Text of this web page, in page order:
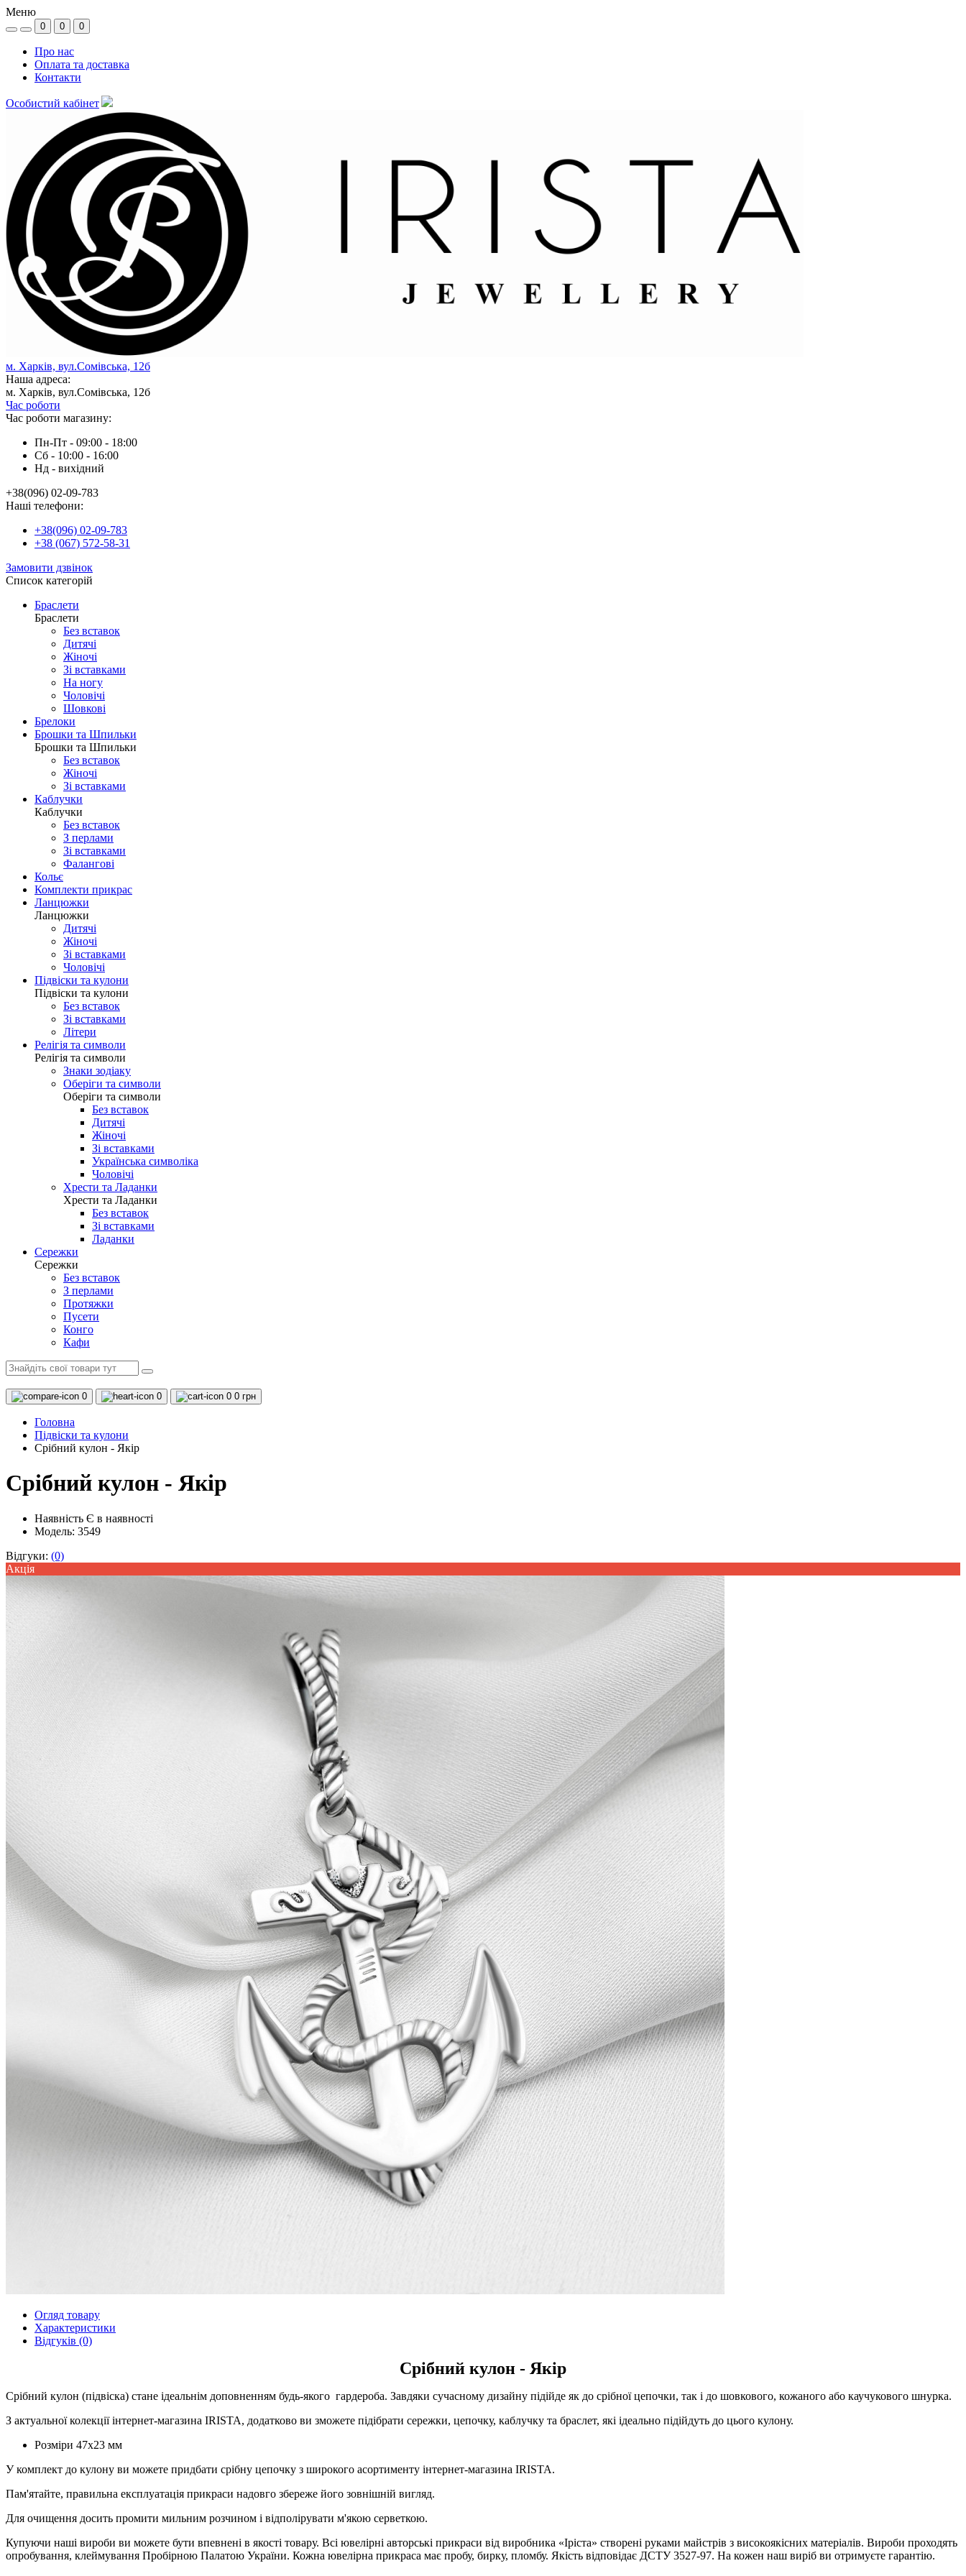
Меню
0 0 0
Про нас
Оплата та доставка
Контакти
Особистий кабінет
м. Харків, вул.Сомівська, 12б
Наша адреса:
м. Харків, вул.Сомівська, 12б
Час роботи
Час роботи магазину:
Пн-Пт - 09:00 - 18:00
Сб - 10:00 - 16:00
Нд - вихiдний
+38(096) 02-09-783
Наші телефони:
+38(096) 02-09-783
+38 (067) 572-58-31
Замовити дзвінок
Список категорій
Браслети
Браслети
Без вставок
Дитячі
Жіночі
Зі вставками
На ногу
Чоловічі
Шовковi
Брелоки
Брошки та Шпильки
Брошки та Шпильки
Без вставок
Жіночі
Зі вставками
Каблучки
Каблучки
Без вставок
З перлами
Зі вставками
Фаланговi
Кольє
Комплекти прикрас
Ланцюжки
Ланцюжки
Дитячі
Жіночі
Зі вставками
Чоловічі
Підвіски та кулони
Підвіски та кулони
Без вставок
Зі вставками
Літери
Релігія та символи
Релігія та символи
Знаки зодіаку
Оберіги та символи
Оберіги та символи
Без вставок
Дитячі
Жіночі
Зі вставками
Українська символіка
Чоловічі
Хрести та Ладанки
Хрести та Ладанки
Без вставок
Зі вставками
Ладанки
Сережки
Сережки
Без вставок
З перлами
Протяжки
Пусети
Конго
Кафи
0 0 0 0 грн
Головна
Підвіски та кулони
Срібний кулон - Якір
Срібний кулон - Якір
Наявність Є в наявності
Модель: 3549
Відгуки: (0)
Акцiя
Огляд товару
Характеристики
Відгуків (0)
Срібний кулон - Якір
Срібний кулон (підвіска) стане ідеальнім доповненням будь-якого гардероба. Завдяки сучасному дизайну підійде як до срібної цепочки, так і до шовкового, кожаного або каучукового шнурка.
З актуальної колекції інтернет-магазина IRISTA, додатково ви зможете підібрати сережки, цепочку, каблучку та браслет, які ідеально підійдуть до цього кулону.
Розміри 47х23 мм
У комплект до кулону ви можете придбати срібну цепочку з широкого асортименту інтернет-магазина IRISTA.
Пам'ятайте, правильна експлуатація прикраси надовго збереже його зовнішній вигляд.
Для очищення досить промити мильним розчином і відполірувати м'якою серветкою.
Купуючи наші вироби ви можете бути впевнені в якості товару. Всі ювелірні авторські прикраси від виробника «Іріста» створені руками майстрів з високоякісних матеріалів. Вироби проходять
опробування, клеймування Пробірною Палатою України. Кожна ювелірна прикраса має пробу, бирку, пломбу. Якість відповідає ДСТУ 3527-97. На кожен наш виріб ви отримуєте гарантію.